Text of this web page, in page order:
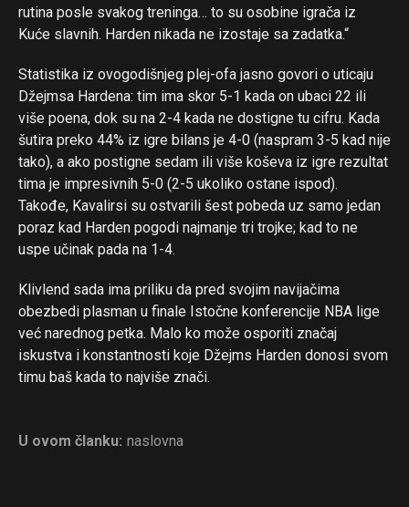
rutina posle svakog treninga… to su osobine igrača iz
Kuće slavnih. Harden nikada ne izostaje sa zadatka.“
Statistika iz ovogodišnjeg plej-ofa jasno govori o uticaju
Džejmsa Hardena: tim ima skor 5-1 kada on ubaci 22 ili
više poena, dok su na 2-4 kada ne dostigne tu cifru. Kada
šutira preko 44% iz igre bilans je 4-0 (naspram 3-5 kad nije
tako), a ako postigne sedam ili više koševa iz igre rezultat
tima je impresivnih 5-0 (2-5 ukoliko ostane ispod).
Takođe, Kavalirsi su ostvarili šest pobeda uz samo jedan
poraz kad Harden pogodi najmanje tri trojke; kad to ne
uspe učinak pada na 1-4.
Klivlend sada ima priliku da pred svojim navijačima
obezbedi plasman u finale Istočne konferencije NBA lige
već narednog petka. Malo ko može osporiti značaj
iskustva i konstantnosti koje Džejms Harden donosi svom
timu baš kada to najviše znači.
U ovom članku: naslovna
Whatsapp
Email